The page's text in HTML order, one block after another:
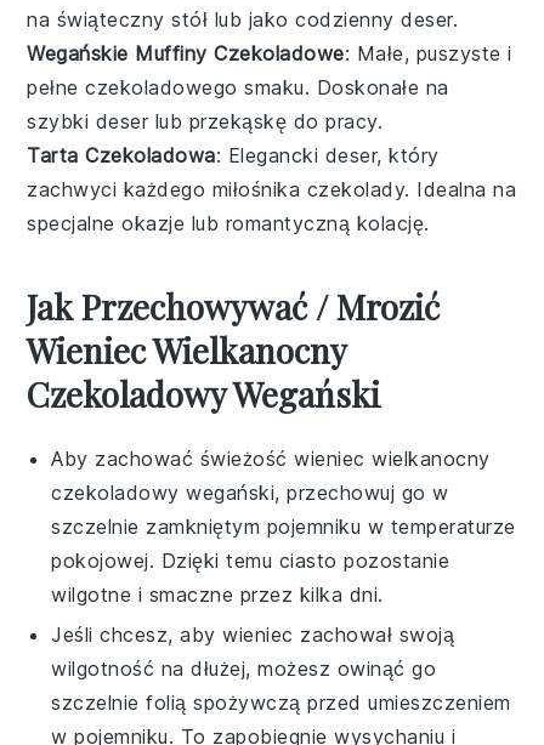
na świąteczny stół lub jako codzienny deser.
Wegańskie Muffiny Czekoladowe: Małe, puszyste i
pełne czekoladowego smaku. Doskonałe na
szybki deser lub przekąskę do pracy.
Tarta Czekoladowa: Elegancki deser, który
zachwyci każdego miłośnika czekolady. Idealna na
specjalne okazje lub romantyczną kolację.
Jak Przechowywać / Mrozić
Wieniec Wielkanocny
Czekoladowy Wegański
Aby zachować świeżośćwieniec wielkanocny
czekoladowy wegański, przechowuj go w
szczelnie zamkniętym pojemniku w temperaturze
pokojowej. Dzięki temu ciasto pozostanie
wilgotne i smaczne przez kilka dni.
Jeśli chcesz, abywieniec zachował swoją
wilgotność na dłużej, możesz owinąć go
szczelnie folią spożywczą przed umieszczeniem
w pojemniku. To zapobiegnie wysychaniu i